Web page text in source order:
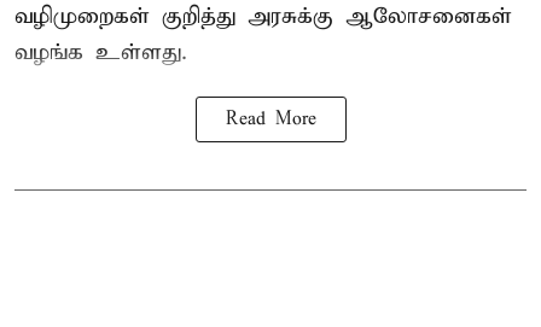
வழிமுறைகள் குறித்து அரசுக்கு ஆலோசனைகள்
வழங்க உள்ளது.
Read More